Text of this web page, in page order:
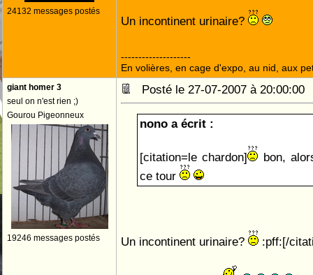
24132 messages postés
Un incontinent urinaire?
--------------------
En volières, en cage d'expo, au nid, aux
giant homer 3
seul on n'est rien ;)
Gourou Pigeonneux
19246 messages postés
Posté le 27-07-2007 à
nono a écrit :
[citation=le chardon]
bon,
ce tour
Un incontinent urinaire? :pff:[/